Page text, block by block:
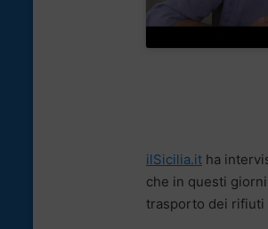
ilSicilia.it ha
che in questi
trasporto dei rifiuti